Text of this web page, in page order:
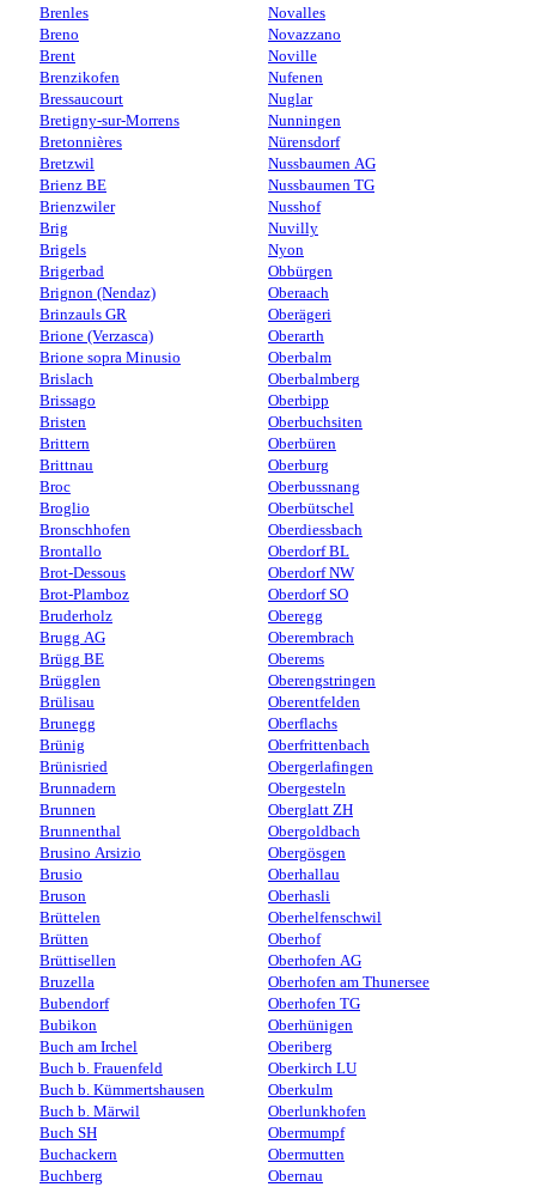
Brenles
Breno
Brent
Brenzikofen
Bressaucourt
Bretigny-sur-Morrens
Bretonnières
Bretzwil
Brienz BE
Brienzwiler
Brig
Brigels
Brigerbad
Brignon (Nendaz)
Brinzauls GR
Brione (Verzasca)
Brione sopra Minusio
Brislach
Brissago
Bristen
Brittern
Brittnau
Broc
Broglio
Bronschhofen
Brontallo
Brot-Dessous
Brot-Plamboz
Bruderholz
Brugg AG
Brügg BE
Brügglen
Brülisau
Brunegg
Brünig
Brünisried
Brunnadern
Brunnen
Brunnenthal
Brusino Arsizio
Brusio
Bruson
Brüttelen
Brütten
Brüttisellen
Bruzella
Bubendorf
Bubikon
Buch am Irchel
Buch b. Frauenfeld
Buch b. Kümmertshausen
Buch b. Märwil
Buch SH
Buchackern
Buchberg
Novalles
Novazzano
Noville
Nufenen
Nuglar
Nunningen
Nürensdorf
Nussbaumen AG
Nussbaumen TG
Nusshof
Nuvilly
Nyon
Obbürgen
Oberaach
Oberägeri
Oberarth
Oberbalm
Oberbalmberg
Oberbipp
Oberbuchsiten
Oberbüren
Oberburg
Oberbussnang
Oberbütschel
Oberdiessbach
Oberdorf BL
Oberdorf NW
Oberdorf SO
Oberegg
Oberembrach
Oberems
Oberengstringen
Oberentfelden
Oberflachs
Oberfrittenbach
Obergerlafingen
Obergesteln
Oberglatt ZH
Obergoldbach
Obergösgen
Oberhallau
Oberhasli
Oberhelfenschwil
Oberhof
Oberhofen AG
Oberhofen am Thunersee
Oberhofen TG
Oberhünigen
Oberiberg
Oberkirch LU
Oberkulm
Oberlunkhofen
Obermumpf
Obermutten
Obernau